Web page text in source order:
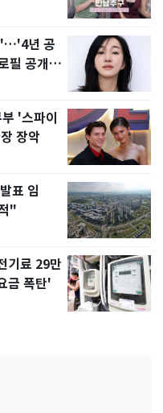
년 공
필 공개
'스파이
장악
표 임
"
기료 29만
금 폭탄'